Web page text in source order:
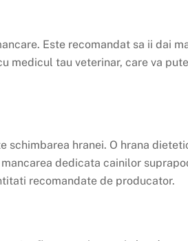
Este recomandat sa ii dai
medicul tau veterinar, care va
schimbarea hranei. O hrana
dedicata cainilor
recomandate de producator.